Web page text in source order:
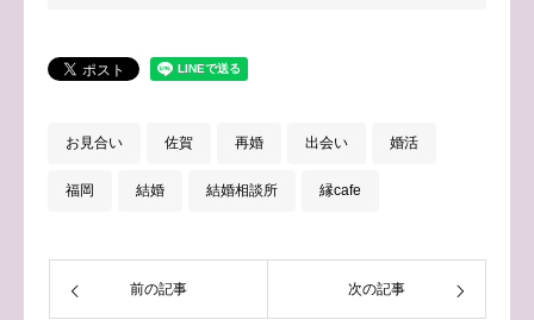
お見合い 佐賀 再婚 出会い 婚活
福岡 結婚 結婚相談所 縁cafe
前の記事 次の記事